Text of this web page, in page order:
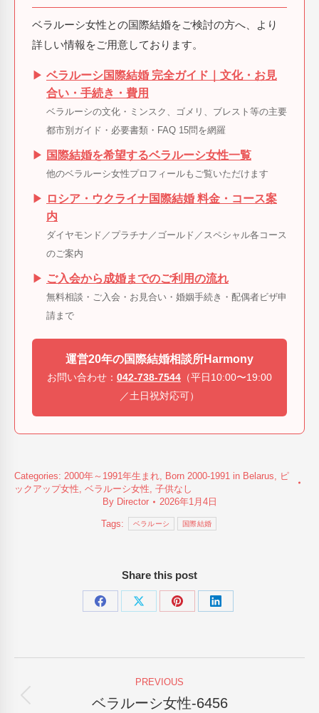
ベラルーシ女性との国際結婚をご検討の方へ、より
詳しい情報をご用意しております。
▶ ベラルーシ国際結婚 完全ガイド｜文化・お見
合い・手続き・費用
ベラルーシの文化・ミンスク、ゴメリ、ブレスト等の主要
都市別ガイド・必要書類・FAQ 15問を網羅
▶ 国際結婚を希望するベラルーシ女性一覧
他のベラルーシ女性プロフィールもご覧いただけます
▶ ロシア・ウクライナ国際結婚 料金・コース案
内
ダイヤモンド／プラチナ／ゴールド／スペシャル各コース
のご案内
▶ ご入会から成婚までのご利用の流れ
無料相談・ご入会・お見合い・婚姻手続き・配偶者ビザ申
請まで
運営20年の国際結婚相談所Harmony
お問い合わせ： 042-738-7544 （平日10:00〜19:00
／土日祝対応可）
Categories: 2000年～1991年生まれ, Born 2000-1991 in Belarus, ピ
ックアップ女性, ベラルーシ女性, 子供なし
By Director 2026年1月4日
Tags: ベラルーシ 国際結婚
Share this post
Share
Share
Share
Share
navigation
PREVIOUS
Previous
ベラルーシ女性-6456